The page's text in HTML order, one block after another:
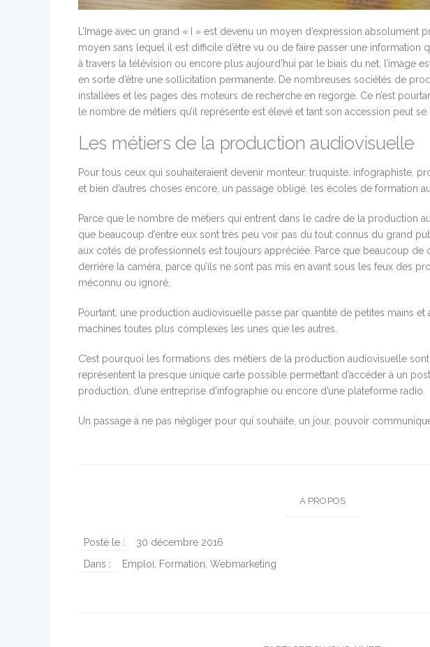
L’Image avec un grand « I » est devenu un moyen d’expression absolument
moyen sans lequel il est difficile d’être vu ou de faire passer une information
à travers la télévision ou encore plus aujourd’hui par le biais du net, l’image
en sorte d’être une sollicitation permanente. De nombreuses sociétés de
installées et les pages des moteurs de recherche en regorge. Ce n’est
le nombre de métiers qu’il représente est élevé et tant son accession peut
Les métiers de la production audiovisuelle
Pour tous ceux qui souhaiteraient devenir monteur, truquiste, infographiste,
et bien d’autres choses encore, un passage obligé, les écoles de formation
Parce que le nombre de métiers qui entrent dans le cadre de la production
que beaucoup d’entre eux sont très peu voir pas du tout connus du grand
aux cotés de professionnels est toujours appréciée. Parce que beaucoup de
derrière la caméra, parce qu’ils ne sont pas mis en avant sous les feux des
méconnu ou ignoré.
Pourtant, une production audiovisuelle passe par quantité de petites mains
machines toutes plus complexes les unes que les autres.
C’est pourquoi les formations des métiers de la production audiovisuelle
représentent la presque unique carte possible permettant d’accéder à un
production, d’une entreprise d’infographie ou encore d’une plateforme radio.
Un passage à ne pas négliger pour qui souhaite, un jour, pouvoir
A PROPOS
Posté le :
30 décembre 2016
Dans :
Emploi Formation Webmarketing